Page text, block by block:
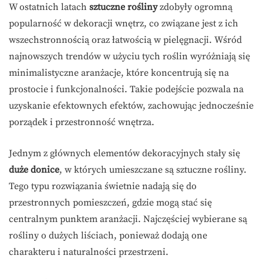
W ostatnich latach sztuczne roślinyzdobyły ogromną
popularność w dekoracji wnętrz, co związane jest z ich
wszechstronnością oraz łatwością w pielęgnacji. Wśród
najnowszych trendów w użyciu tych roślin wyróżniają się
minimalistyczne aranżacje, które koncentrują się na
prostocie i funkcjonalności. Takie podejście pozwala na
uzyskanie efektownych efektów, zachowując jednocześnie
porządek i przestronność wnętrza.
Jednym z głównych elementów dekoracyjnych stały się
duże donice, w których umieszczane są sztuczne rośliny.
Tego typu rozwiązania świetnie nadają się do
przestronnych pomieszczeń, gdzie mogą stać się
centralnym punktem aranżacji. Najczęściej wybierane są
rośliny o dużych liściach, ponieważ dodają one
charakteru i naturalności przestrzeni.